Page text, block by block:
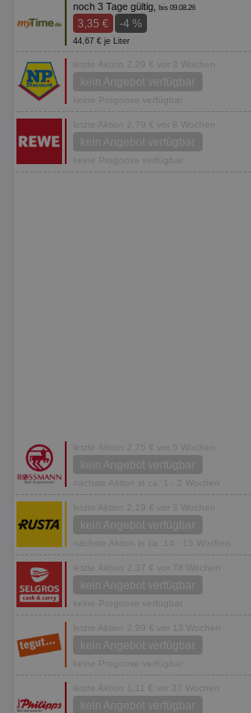
noch 3 Tage gültig, bis 09.08.26
3,35 € -4 %
44,67 € je Liter
letzte Aktion 2,29 € vor 3 Wochen
kein Angebot verfügbar
keine Prognose verfügbar
letzte Aktion 2,79 € vor 8 Wochen
kein Angebot verfügbar
keine Prognose verfügbar
letzte Aktion 2,75 € vor 5 Wochen
kein Angebot verfügbar
nächste Aktion in ca. 1 - 2 Wochen
letzte Aktion 2,19 € vor 3 Wochen
kein Angebot verfügbar
nächste Aktion in ca. 14 - 15 Wochen
letzte Aktion 2,37 € vor 78 Wochen
kein Angebot verfügbar
keine Prognose verfügbar
letzte Aktion 2,99 € vor 13 Wochen
kein Angebot verfügbar
keine Prognose verfügbar
letzte Aktion 1,11 € vor 37 Wochen
kein Angebot verfügbar